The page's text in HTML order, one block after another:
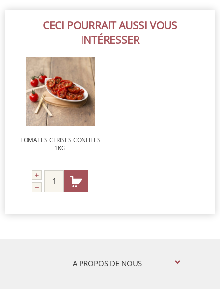
CECI POURRAIT AUSSI VOUS
INTÉRESSER
TOMATES CERISES CONFITES
1KG
A PROPOS DE NOUS